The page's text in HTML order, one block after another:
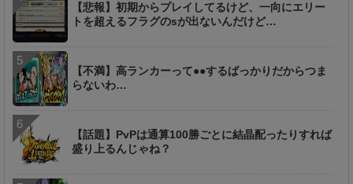
【悲報】初期からプレイしてるけど、一向にエリー
トを超えるフラグのsが出ないんだけど…
【不満】高ランカーって●●するばっかりだからつま
らないわ…
【話題】PvPは通算100勝ごとに結晶配ったりすれば
盛り上るんじゃね？